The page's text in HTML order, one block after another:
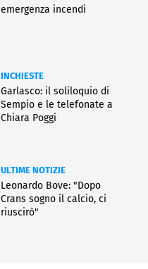
emergenza incendi
INCHIESTE
Garlasco: il soliloquio di
Sempio e le telefonate a
Chiara Poggi
ULTIME NOTIZIE
Leonardo Bove: "Dopo
Crans sogno il calcio, ci
riuscirò"